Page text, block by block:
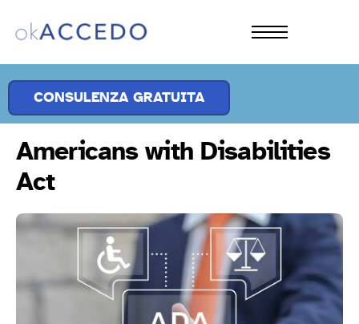
PRODOTTI
SOLUZIONI
APPROFONDIMENTI
CONTATTI
CONSULENZA GRATUITA
Americans with Disabilities
Act